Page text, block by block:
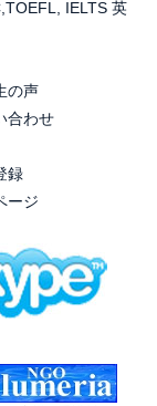
IELTS 英
の声
合わせ
録
ージ